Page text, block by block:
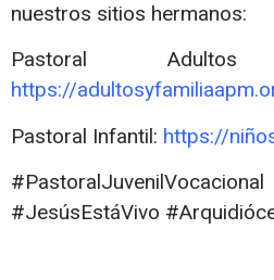
nuestros sitios hermanos:
Pastoral
https://
Pastoral Infantil: https://
#JesúsEstáVivo